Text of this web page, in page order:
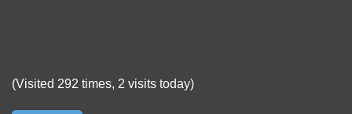
(Visited 292 times, 2 visits today)